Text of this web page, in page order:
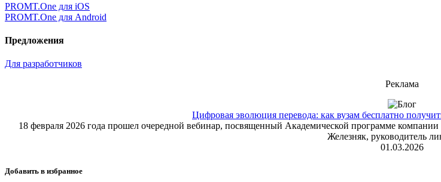
PROMT.One для iOS
PROMT.One для Android
Предложения
Для разработчиков
Реклама
Цифровая эволюция перевода: как вузам бесплатно
18 февраля 2026 года прошел очередной вебинар, посвященный Академической программе
Железняк, руководитель
01.03.2026
Добавить в избранное